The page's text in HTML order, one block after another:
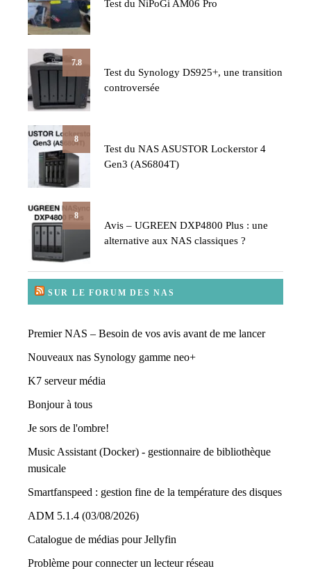
Test du NiPoGi AM06 Pro
7.8
Test du Synology DS925+, une transition
controversée
8
Test du NAS ASUSTOR Lockerstor 4
Gen3 (AS6804T)
8
Avis – UGREEN DXP4800 Plus : une
alternative aux NAS classiques ?
SUR LE FORUM DES NAS
Premier NAS – Besoin de vos avis avant de me lancer
Nouveaux nas Synology gamme neo+
K7 serveur média
Bonjour à tous
Je sors de l'ombre!
Music Assistant (Docker) - gestionnaire de bibliothèque
musicale
Smartfanspeed : gestion fine de la température des disques
ADM 5.1.4 (03/08/2026)
Catalogue de médias pour Jellyfin
Problème pour connecter un lecteur réseau